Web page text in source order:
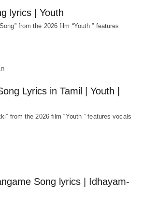
lyrics | Youth
from the 2026 film “Youth ” features
Lyrics in Tamil | Youth |
from the 2026 film “Youth ” features vocals
Song lyrics | Idhayam-